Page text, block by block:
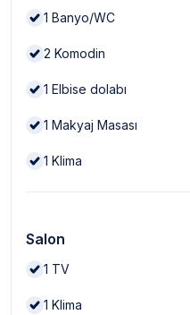
1 Banyo/WC
2 Komodin
1 Elbise dolabı
1 Makyaj Masası
1 Klima
Salon
1 TV
1 Klima